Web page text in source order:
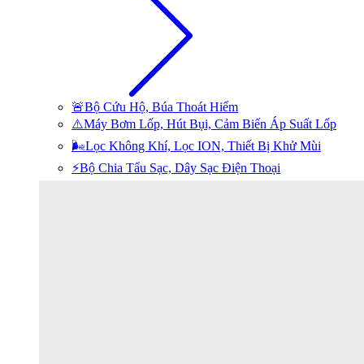
🚨Bộ Cứu Hộ, Búa Thoát Hiểm
⚠️Máy Bơm Lốp, Hút Bụi, Cảm Biến Áp Suất Lốp
🌬️Lọc Không Khí, Lọc ION, Thiết Bị Khử Mùi
⚡Bộ Chia Tẩu Sạc, Dây Sạc Điện Thoại